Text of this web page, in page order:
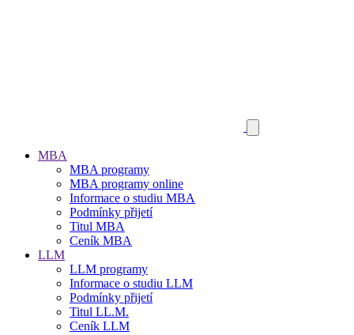
MBA
MBA programy
MBA programy online
Informace o studiu MBA
Podmínky přijetí
Titul MBA
Ceník MBA
LLM
LLM programy
Informace o studiu LLM
Podmínky přijetí
Titul LL.M.
Ceník LLM